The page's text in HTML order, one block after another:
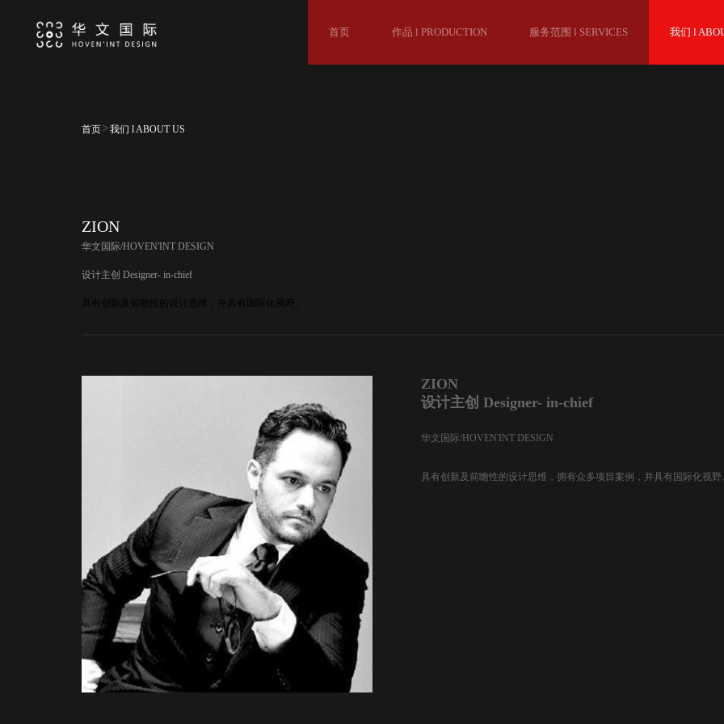
首页 作品 l PRODUCTION 服务范围 l SERVICES 我们 l
首页>我们 l ABOUT US
ZION
华文国际/HOVEN'INT DESIGN
设计主创 Designer- in-chief
具有创新及前瞻性的设计思维，并具有国际化视野。
ZION
设计主创 Designer- in-chief
华文国际/HOVEN'INT DESIGN
具有创新及前瞻性的设计思维，拥有众多项目案例，并具有国际化视野